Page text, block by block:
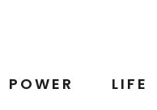
POWER LIFE